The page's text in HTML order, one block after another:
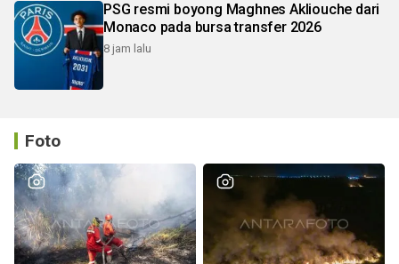
PSG resmi boyong Maghnes Akliouche dari
Monaco pada bursa transfer 2026
8 jam lalu
Foto